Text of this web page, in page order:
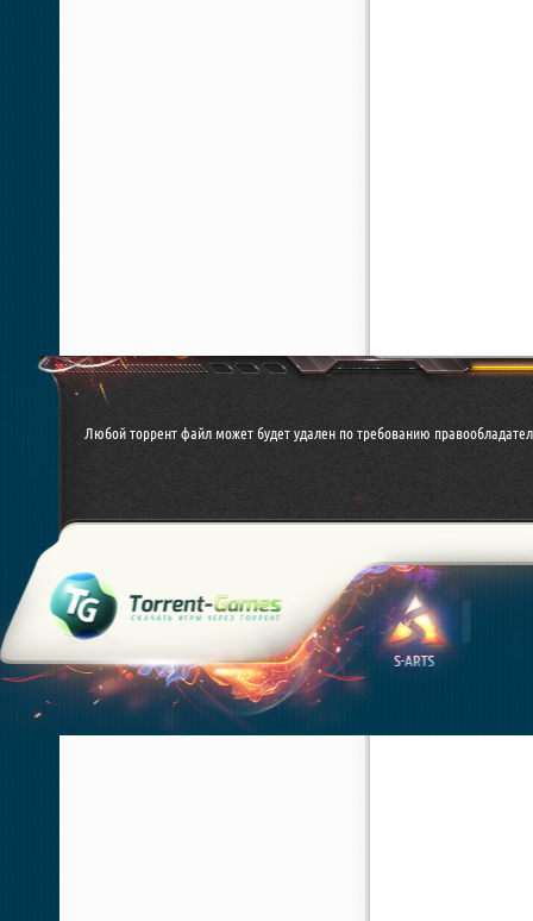
Любой торрент файл может будет удален по требованию